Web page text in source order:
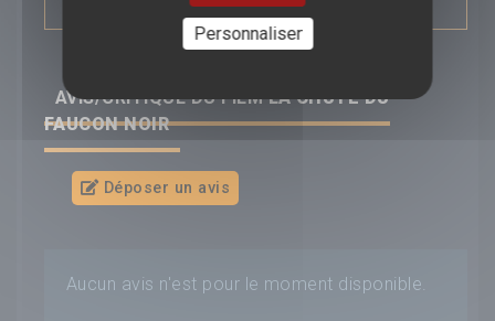
AVIS/CRITIQUE DU FILMLA CHUTE DU
FAUCON NOIR
Déposer un avis
Aucun avis n'est pour le moment disponible.
Personnaliser